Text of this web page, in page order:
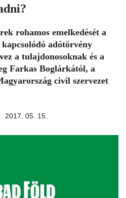
rohamos emelkedését a
adótörvény
a tulajdonosoknak és a
Farkas Boglárkától, a
civil szervezet
2017. 05. 15.